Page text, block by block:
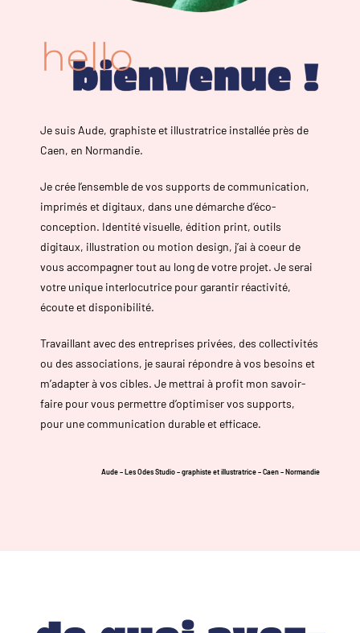
Je suis Aude, graphiste et illustratrice installée près de
Caen, en Normandie.
Je crée l’ensemble de vos supports de communication,
imprimés et digitaux, dans une démarche d’éco-
conception. Identité visuelle, édition print, outils
digitaux, illustration ou motion design, j’ai à coeur de
vous accompagner tout au long de votre projet. Je serai
votre unique interlocutrice pour garantir réactivité,
écoute et disponibilité.
Travaillant avec des entreprises privées, des collectivités
ou des associations, je saurai répondre à vos besoins et
m’adapter à vos cibles. Je mettrai à profit mon savoir-
faire pour vous permettre d’optimiser vos supports,
pour une communication durable et efficace.
Aude – Les Odes Studio – graphiste et illustratrice – Caen – Normandie